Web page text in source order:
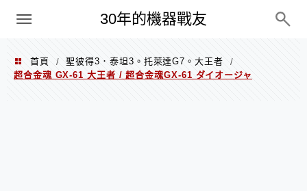
30年的機器戰友
PC
首頁 / 聖彼得3．泰坦3。托萊達G7。大王者
/
超合金魂 GX-61 大王者 / 超合金魂GX-61 ダイオージャ